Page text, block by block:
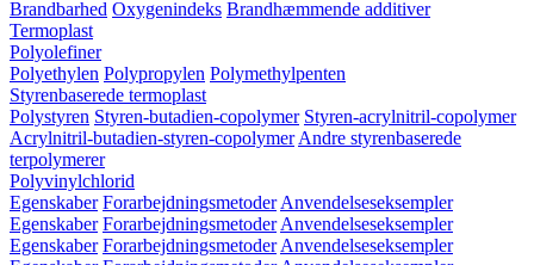
Brandbarhed Oxygenindeks Brandhæmmende additiver
Termoplast
Polyolefiner
Polyethylen Polypropylen Polymethylpenten
Styrenbaserede termoplast
Polystyren Styren-butadien-copolymer Styren-acrylnitril-copolymer
Acrylnitril-butadien-styren-copolymer Andre styrenbaserede
terpolymerer
Polyvinylchlorid
Egenskaber Forarbejdningsmetoder Anvendelseseksempler
Egenskaber Forarbejdningsmetoder Anvendelseseksempler
Egenskaber Forarbejdningsmetoder Anvendelseseksempler